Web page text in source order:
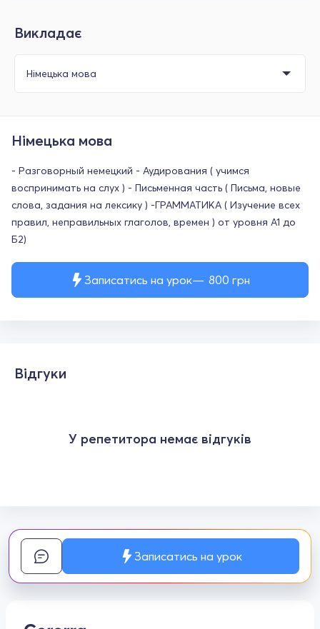
Викладає
Записатись на урок 800 грн
Німецька мова
- Разговорный немецкий - Аудирования ( учимся
воспринимать на слух ) - Письменная часть ( Письма, новые
слова, задания на лексику ) -ГРАММАТИКА ( Изучение всех
правил, неправильных глаголов, времен ) от уровня А1 до
Б2)
Відгуки
У репетитора немає відгуків
Записатись на урок